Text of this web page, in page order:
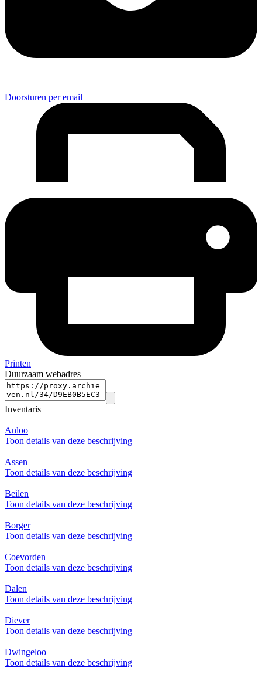
Doorsturen per email
Printen
Duurzaam webadres
Inventaris
Anloo
Toon details van deze beschrijving
Assen
Toon details van deze beschrijving
Beilen
Toon details van deze beschrijving
Borger
Toon details van deze beschrijving
Coevorden
Toon details van deze beschrijving
Dalen
Toon details van deze beschrijving
Diever
Toon details van deze beschrijving
Dwingeloo
Toon details van deze beschrijving